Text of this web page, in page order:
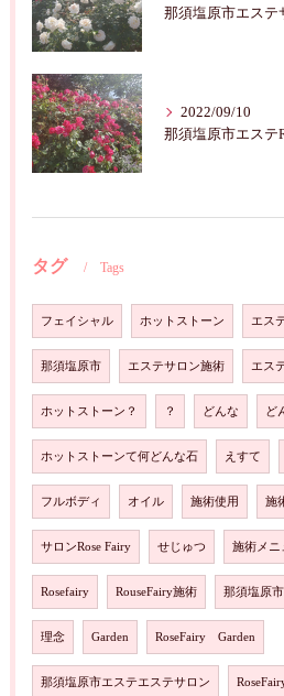
2022/09/10
タグ Tags
フェイシャル ホットストーン エス
那須塩原市 エステサロン施術 エス
ホットストーン？ ？ どんな ど
ホットストーンて何どんな石 えすて
フルボディ オイル 施術使用 施
サロンRose Fairy せじゅつ 施術メニ
Rosefairy RouseFairy施術 那須塩原
理念 Garden RoseFairy Garden
那須塩原市エステエステサロン